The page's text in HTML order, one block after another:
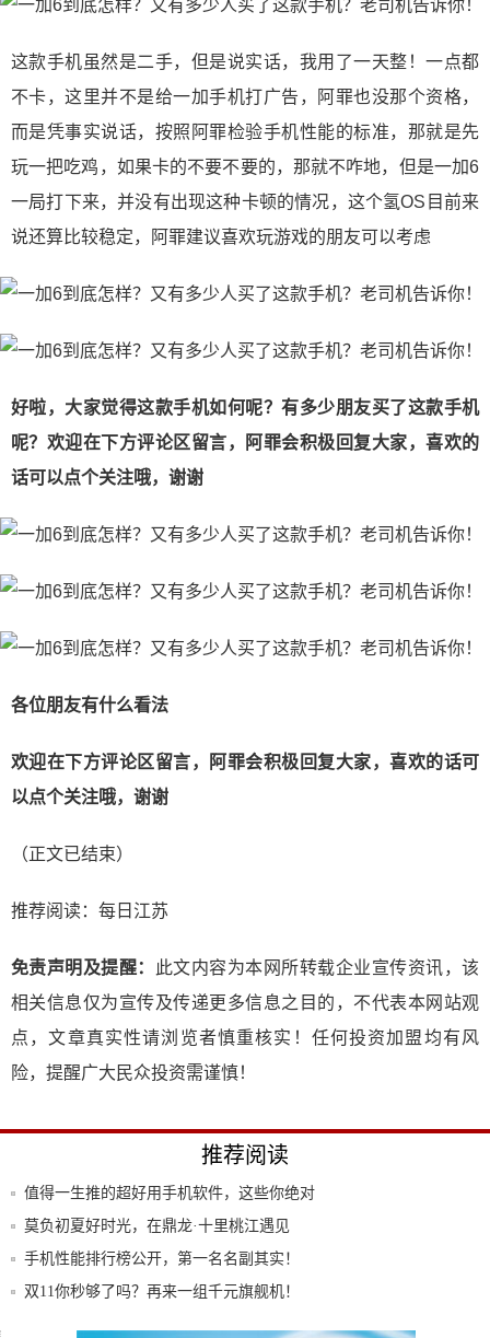
这款手机虽然是二手，但是说实话，我用了一天整！一点都
不卡，这里并不是给一加手机打广告，阿罪也没那个资格，
而是凭事实说话，按照阿罪检验手机性能的标准，那就是先
玩一把吃鸡，如果卡的不要不要的，那就不咋地，但是一加6
一局打下来，并没有出现这种卡顿的情况，这个氢OS目前来
说还算比较稳定，阿罪建议喜欢玩游戏的朋友可以考虑
好啦，大家觉得这款手机如何呢？有多少朋友买了这款手机
呢？欢迎在下方评论区留言，阿罪会积极回复大家，喜欢的
话可以点个关注哦，谢谢
各位朋友有什么看法
欢迎在下方评论区留言，阿罪会积极回复大家，喜欢的话可
以点个关注哦，谢谢
（正文已结束）
推荐阅读： 每日江苏
免责声明及提醒：
此文内容为本网所转载企业宣传资讯，该
相关信息仅为宣传及传递更多信息之目的，不代表本网站观
点，文章真实性请浏览者慎重核实！任何投资加盟均有风
险，提醒广大民众投资需谨慎！
推荐阅读
值得一生推的超好用手机软件，这些你绝对
没用过
莫负初夏好时光，在鼎龙·十里桃江遇见
美！
手机性能排行榜公开，第一名名副其实！
双11你秒够了吗？再来一组千元旗舰机！